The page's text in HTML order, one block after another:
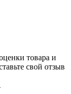
товара и
свой отзыв